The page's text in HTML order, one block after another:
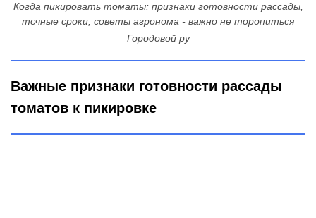
Когда пикировать томаты: признаки готовности рассады,
точные сроки, советы агронома - важно не торопиться
Городовой ру
Важные признаки готовности рассады
томатов к пикировке